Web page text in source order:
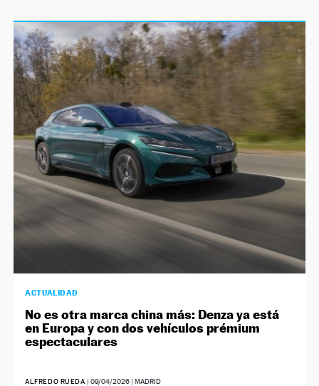
ACTUALIDAD
No es otra marca china más: Denza ya está
en Europa y con dos vehículos prémium
espectaculares
ALFREDO RUEDA |09/04/2026 | MADRID